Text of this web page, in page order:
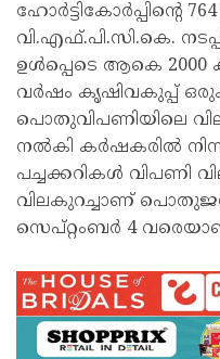
ഹോർട്ടികോർപ്പിന്റെ
വി.എഫ്.പി.സി.കെ.
ഉൾപ്പെടെ ആകെ
വർഷം കൃഷിവകുപ്പ്
പൊതുവിപണിയിലെ
നൽകി കർഷകരിൽ
പച്ചക്കറികൾ വിപണി
വിലകുറച്ചാണ്
സെപ്റ്റംബർ 4